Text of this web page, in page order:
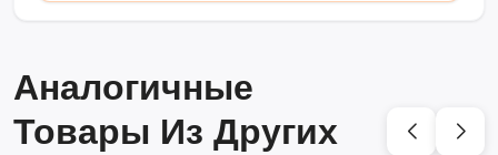
Аналогичные
Товары Из Других